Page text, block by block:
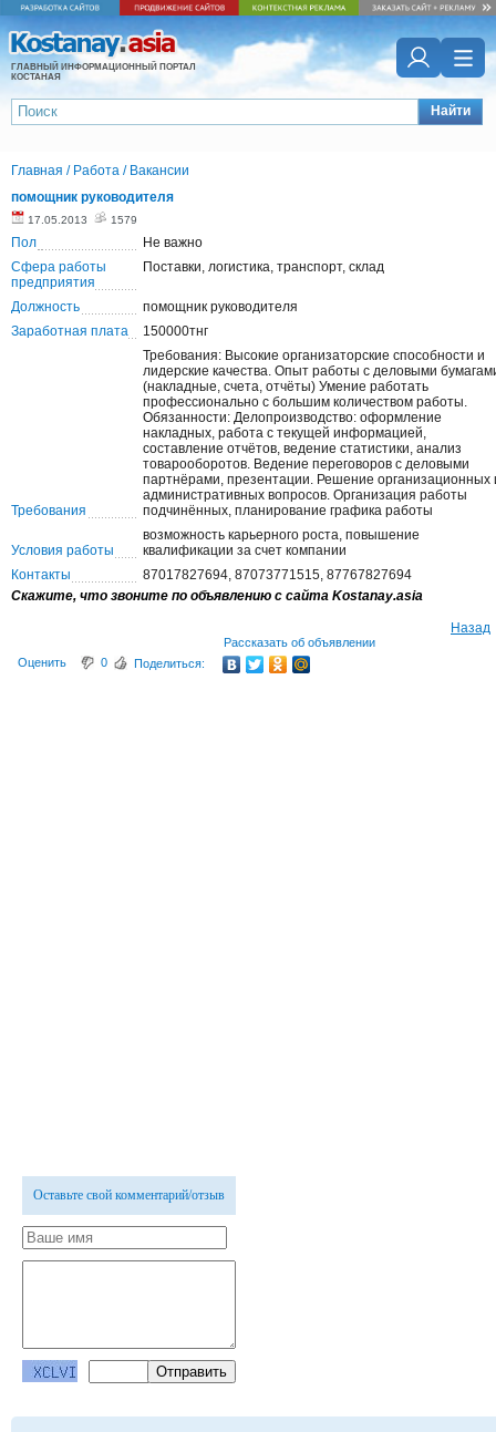
ГЛАВНЫЙ ИНФОРМАЦИОННЫЙ ПОРТАЛ
КОСТАНАЯ
Найти
Главная / Работа / Вакансии
помощник руководителя
17.05.2013 1579
Пол
Не важно
Сфера работы
предприятия
Поставки, логистика, транспорт, склад
Должность
помощник руководителя
Заработная плата
150000тнг
Требования
Требования: Высокие организаторские способности и
лидерские качества. Опыт работы с деловыми
(накладные, счета, отчёты) Умение работать
профессионально с большим количеством работы.
Обязанности: Делопроизводство: оформление
накладных, работа с текущей информацией,
составление отчётов, ведение статистики, анализ
товарооборотов. Ведение переговоров с деловыми
партнёрами, презентации. Решение организационных
административных вопросов. Организация работы
подчинённых, планирование графика работы
Условия работы
возможность карьерного роста, повышение
квалификации за счет компании
Контакты
87017827694, 87073771515, 87767827694
Скажите, что звоните по объявлению с сайта Kostanay.asia
Назад
Рассказать об объявлении
Оценить
0 Поделиться:
Оставьте свой комментарий/отзыв